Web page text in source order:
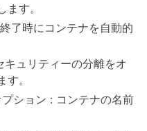
す。
了時にコンテナを自動的
ュリティーの分離をオ
。
ション : コンテナの名前